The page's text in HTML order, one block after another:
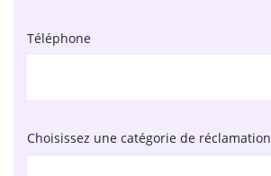
Téléphone
Choisissez une catégorie de réclamation